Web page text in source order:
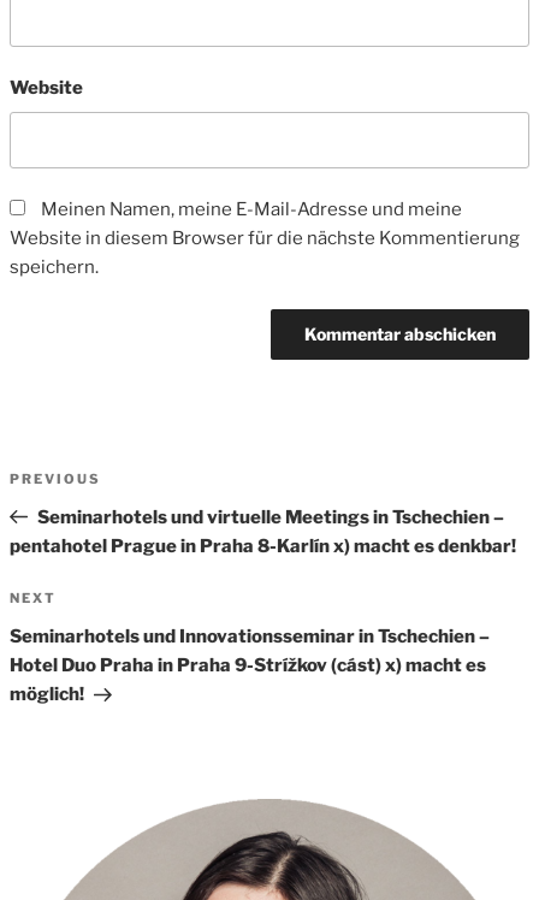
Website
Meinen Namen, meine E-Mail-Adresse und meine
Website in diesem Browser für die nächste Kommentierung
speichern.
Previous
Post
PREVIOUS
Seminarhotels und virtuelle Meetings in Tschechien –
pentahotel Prague in Praha 8-Karlín x) macht es denkbar!
Next
Post
NEXT
Seminarhotels und Innovationsseminar in Tschechien –
Hotel Duo Praha in Praha 9-Strížkov (cást) x) macht es
möglich!